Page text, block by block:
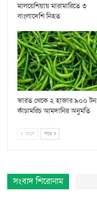
মালয়েশিয়ায় মারামারিতে ৩
বাংলাদেশি নিহত
ভারত থেকে ২ হাজার ৯০০ টন
কাঁচামরিচ আমদানির অনুমতি
আগে পরে
সংবাদ শিরোনাম